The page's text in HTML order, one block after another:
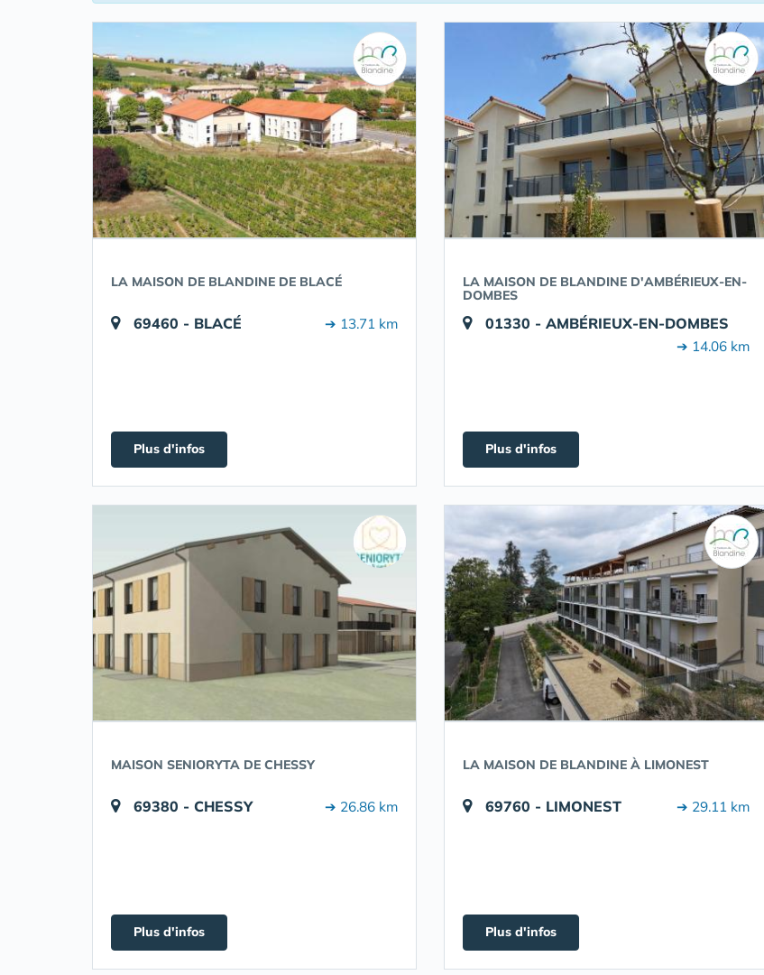
LA MAISON DE BLANDINE DE BLACÉ
69460 - BLACÉ ➔ 13.71 km
Plus d'infos
LA MAISON DE BLANDINE D'AMBÉRIEUX-EN-
DOMBES
01330 - AMBÉRIEUX-EN-DOMBES
➔ 14.06 km
Plus d'infos
MAISON SENIORYTA DE CHESSY
69380 - CHESSY ➔ 26.86 km
Plus d'infos
LA MAISON DE BLANDINE À LIMONEST
69760 - LIMONEST ➔ 29.11 km
Plus d'infos